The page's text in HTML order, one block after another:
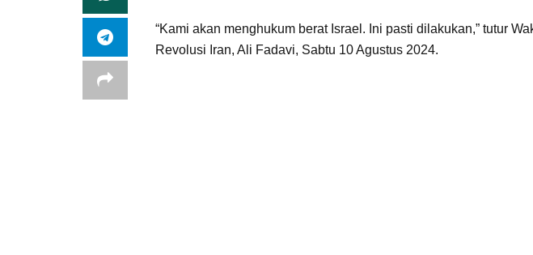
“Kami akan menghukum berat Israel. Ini pasti dilakukan,” tutur
Revolusi Iran, Ali Fadavi, Sabtu 10 Agustus 2024.